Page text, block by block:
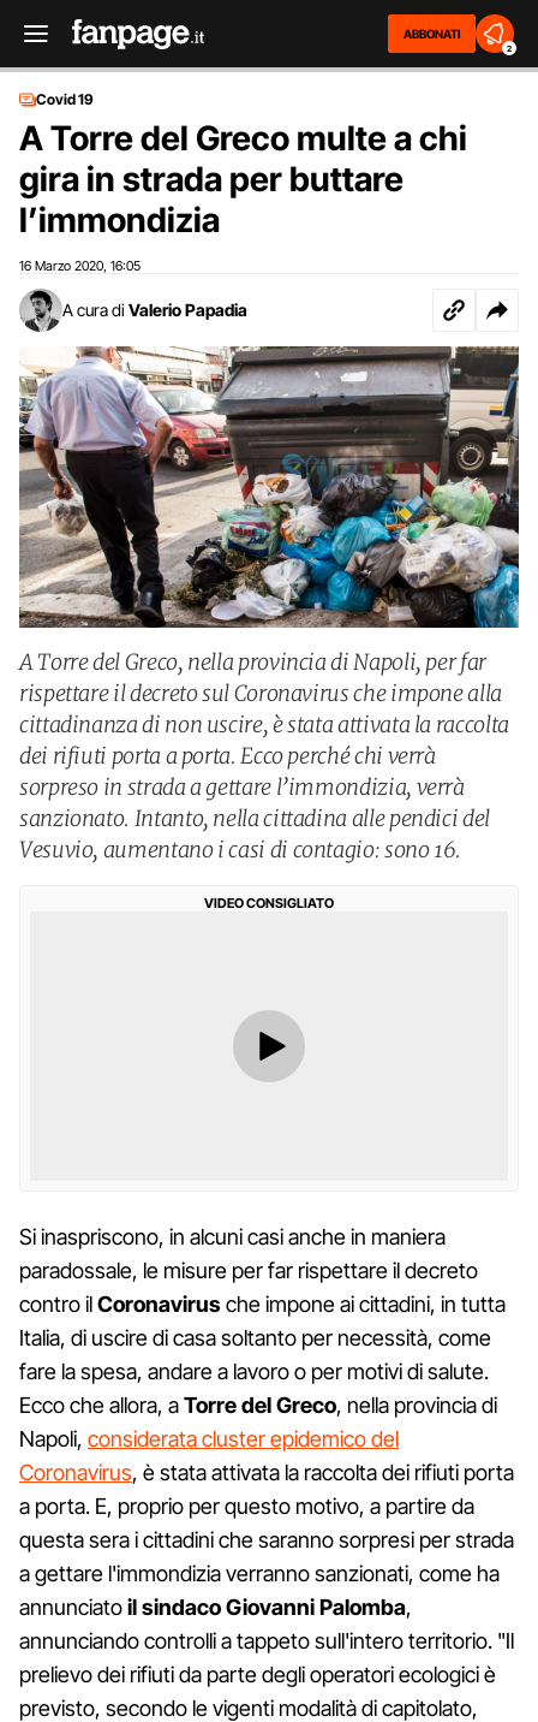
ABBONATI
2
Covid 19
A Torre del Greco multe a chi
gira in strada per buttare
l’immondizia
16 Marzo 2020 16:05
A cura di Valerio Papadia
A Torre del Greco, nella provincia di Napoli, per far
rispettare il decreto sul Coronavirus che impone alla
cittadinanza di non uscire, è stata attivata la raccolta
dei rifiuti porta a porta. Ecco perché chi verrà
sorpreso in strada a gettare l’immondizia, verrà
sanzionato. Intanto, nella cittadina alle pendici del
Vesuvio, aumentano i casi di contagio: sono 16.
VIDEO CONSIGLIATO
Si inaspriscono, in alcuni casi anche in maniera
paradossale, le misure per far rispettare il decreto
contro ilCoronavirusche impone ai cittadini, in tutta
Italia, di uscire di casa soltanto per necessità, come
fare la spesa, andare a lavoro o per motivi di salute.
Ecco che allora, aTorre del Greco, nella provincia di
Napoli, considerata cluster epidemico del
Coronavirus, è stata attivata la raccolta dei rifiuti porta
a porta. E, proprio per questo motivo, a partire da
questa sera i cittadini che saranno sorpresi per strada
a gettare l'immondizia verranno sanzionati, come ha
annunciatoil sindaco Giovanni Palomba,
annunciando controlli a tappeto sull'intero territorio. "Il
prelievo dei rifiuti da parte degli operatori ecologici è
previsto, secondo le vigenti modalità di capitolato,